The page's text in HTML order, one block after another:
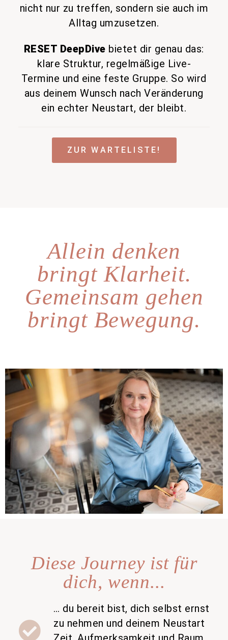
nicht nur zu treffen, sondern sie auch im
Alltag umzusetzen.
RESET DeepDive bietet dir genau das:
klare Struktur, regelmäßige Live-
Termine und eine feste Gruppe. So wird
aus deinem Wunsch nach Veränderung
ein echter Neustart, der bleibt.
ZUR WARTELISTE!
Allein denken
bringt Klarheit.
Gemeinsam gehen
bringt Bewegung.
Diese Journey ist für
dich, wenn...
… du bereit bist, dich selbst ernst
zu nehmen und deinem Neustart